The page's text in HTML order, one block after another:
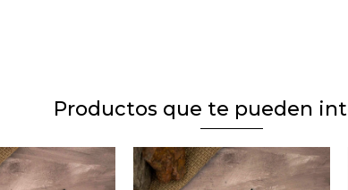
Productos que te pueden